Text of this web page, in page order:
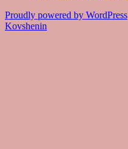
Proudly powered by WordPress
Kovshenin